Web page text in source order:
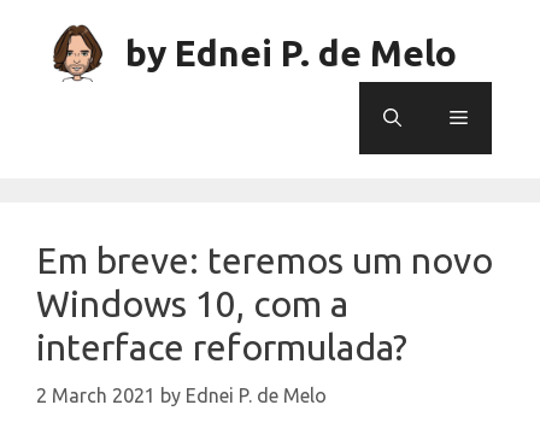
content
by Ednei P. de Melo
Menu
Em breve: teremos um novo
Windows 10, com a
interface reformulada?
2 March 2021 by Ednei P. de Melo